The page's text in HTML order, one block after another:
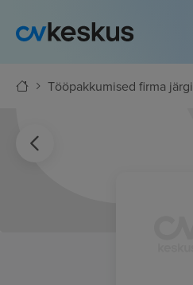
Tööpakkumised firma järgi